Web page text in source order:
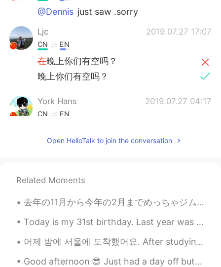
@Dennis just saw .sorry
Ljc 2019.07.27 17:07
CN EN
在晚上你们有空吗？
晚上你们有空吗？
York Hans 2019.07.27 04:17
CN EN
@Dennisyo call now
雨宁 2019.07.26 06:29
等你回来
西瓜 2019.07.26 02:36
CN EN
Open HelloTalk to join the conversation
Related Moments
去年の11月から今年の2月までめっちゃジムとダイエット頑張って21キロ痩せた。それからコロナでジムが閉まって、いつものルーティーンが変わって、また太った。どれくらい太ったかチェックする勇気が今日...
Today is my 31st birthday. Last year was a big deal because 30 is a big milestone but this birthd...
어제 밤에 서울에 도착했어요. After studying like crazy for months I finally arrived to Seoul last night. 진짜...
Good afternoon 😎 Just had a day off but I’m so exhausted 🥱 I went to the gym and had some fres...